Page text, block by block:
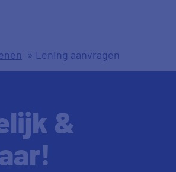
» Lening aanvragen
&